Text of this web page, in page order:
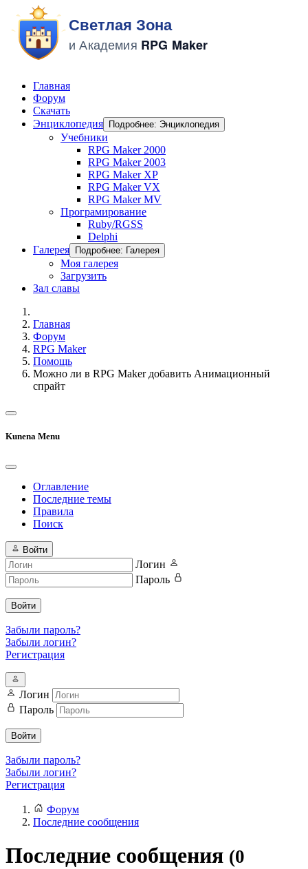
Главная
Форум
Скачать
Энциклопедия
Подробнее: Энциклопедия
Учебники
RPG Maker 2000
RPG Maker 2003
RPG Maker XP
RPG Maker VX
RPG Maker MV
Програмирование
Ruby/RGSS
Delphi
Галерея
Подробнее: Галерея
Моя галерея
Загрузить
Зал славы
Главная
Форум
RPG Maker
Помощь
Можно ли в RPG Maker добавить Анимационный
спрайт
Kunena Menu
Оглавление
Последние темы
Правила
Поиск
Войти
Логин
Пароль
Войти
Забыли пароль?
Забыли логин?
Регистрация
Логин
Пароль
Войти
Забыли пароль?
Забыли логин?
Регистрация
Форум
Последние сообщения
Последние сообщения (0